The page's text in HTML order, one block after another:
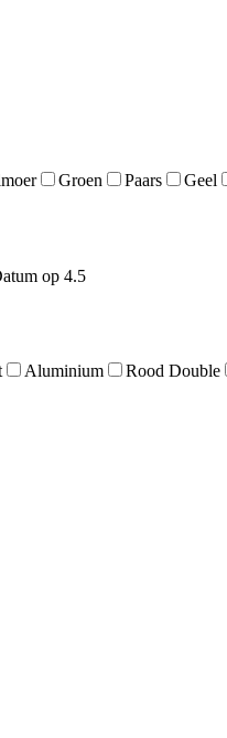
Groen Paars Geel
op 4.5
Aluminium Rood Double